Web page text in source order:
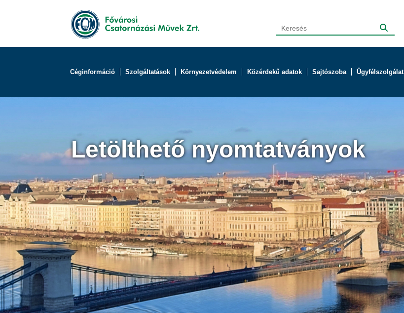
Céginformáció Szolgáltatások Környezetvédelem Közérdekű adatok Sajtószoba Ügyfélszolgálat
Letölthető nyomtatványok